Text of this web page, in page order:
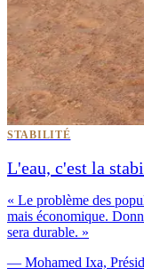
STABILITÉ
L'eau, c'est la
« Le problème des
mais économique.
sera durable. »
— Mohamed Ixa,